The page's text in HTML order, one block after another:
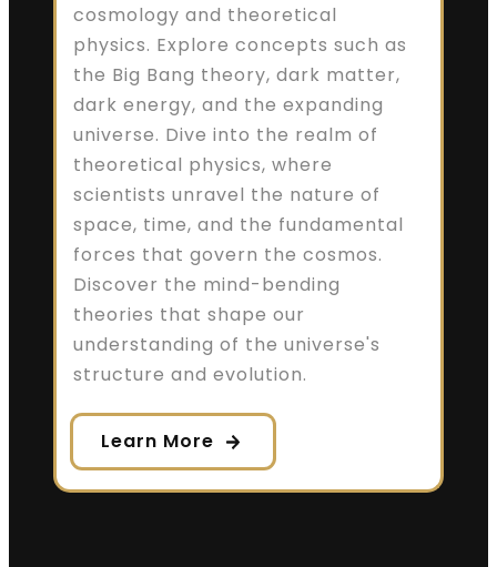
cosmology and theoretical
physics. Explore concepts such as
the Big Bang theory, dark matter,
dark energy, and the expanding
universe. Dive into the realm of
theoretical physics, where
scientists unravel the nature of
space, time, and the fundamental
forces that govern the cosmos.
Discover the mind-bending
theories that shape our
understanding of the universe's
structure and evolution.
Learn More